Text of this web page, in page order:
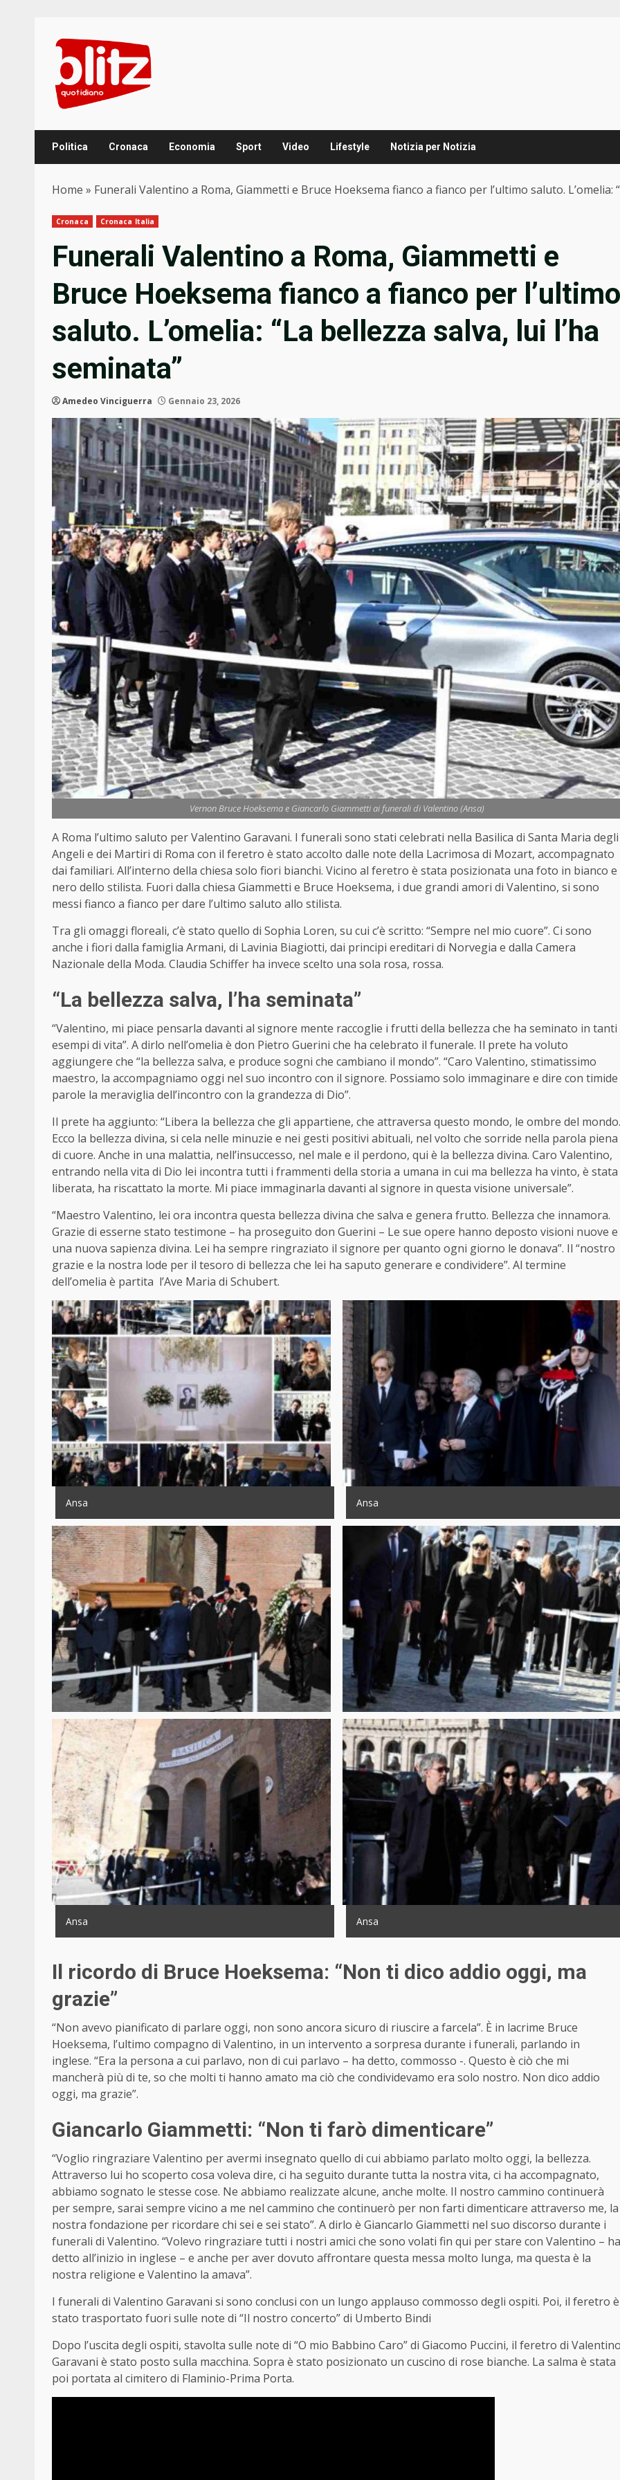
content
Politica Cronaca Economia Sport Video Lifestyle Notizia per Notizia
Home » Funerali Valentino a Roma, Giammetti e Bruce Hoeksema fianco a fianco per l’ultimo saluto. L’omelia:
Cronaca Cronaca Italia
Funerali Valentino a Roma, Giammetti e
Bruce Hoeksema fianco a fianco per l’ultimo
saluto. L’omelia: “La bellezza salva, lui l’ha
seminata”
Amedeo Vinciguerra Gennaio 23, 2026
Vernon Bruce Hoeksema e Giancarlo Giammetti ai funerali di Valentino (Ansa)
A Roma l’ultimo saluto per Valentino Garavani. I funerali sono stati celebrati nella Basilica di Santa Maria degli
Angeli e dei Martiri di Roma con il feretro è stato accolto dalle note della Lacrimosa di Mozart, accompagnato
dai familiari. All’interno della chiesa solo fiori bianchi. Vicino al feretro è stata posizionata una foto in bianco e
nero dello stilista. Fuori dalla chiesa Giammetti e Bruce Hoeksema, i due grandi amori di Valentino, si sono
messi fianco a fianco per dare l’ultimo saluto allo stilista.
Tra gli omaggi floreali, c’è stato quello di Sophia Loren, su cui c’è scritto: “Sempre nel mio cuore”. Ci sono
anche i fiori dalla famiglia Armani, di Lavinia Biagiotti, dai principi ereditari di Norvegia e dalla Camera
Nazionale della Moda. Claudia Schiffer ha invece scelto una sola rosa, rossa.
“La bellezza salva, l’ha seminata”
“Valentino, mi piace pensarla davanti al signore mente raccoglie i frutti della bellezza che ha seminato in tanti
esempi di vita”. A dirlo nell’omelia è don Pietro Guerini che ha celebrato il funerale. Il prete ha voluto
aggiungere che “la bellezza salva, e produce sogni che cambiano il mondo”. “Caro Valentino, stimatissimo
maestro, la accompagniamo oggi nel suo incontro con il signore. Possiamo solo immaginare e dire con timide
parole la meraviglia dell’incontro con la grandezza di Dio”.
Il prete ha aggiunto: “Libera la bellezza che gli appartiene, che attraversa questo mondo, le ombre del mondo.
Ecco la bellezza divina, si cela nelle minuzie e nei gesti positivi abituali, nel volto che sorride nella parola piena
di cuore. Anche in una malattia, nell’insuccesso, nel male e il perdono, qui è la bellezza divina. Caro Valentino,
entrando nella vita di Dio lei incontra tutti i frammenti della storia a umana in cui ma bellezza ha vinto, è stata
liberata, ha riscattato la morte. Mi piace immaginarla davanti al signore in questa visione universale”.
“Maestro Valentino, lei ora incontra questa bellezza divina che salva e genera frutto. Bellezza che innamora.
Grazie di esserne stato testimone – ha proseguito don Guerini – Le sue opere hanno deposto visioni nuove e
una nuova sapienza divina. Lei ha sempre ringraziato il signore per quanto ogni giorno le donava”. Il “nostro
grazie e la nostra lode per il tesoro di bellezza che lei ha saputo generare e condividere”. Al termine
dell’omelia è partita l’Ave Maria di Schubert.
Ansa Ansa
Ansa Ansa
Il ricordo di Bruce Hoeksema: “Non ti dico addio oggi, ma
grazie”
“Non avevo pianificato di parlare oggi, non sono ancora sicuro di riuscire a farcela”. È in lacrime Bruce
Hoeksema, l’ultimo compagno di Valentino, in un intervento a sorpresa durante i funerali, parlando in
inglese. “Era la persona a cui parlavo, non di cui parlavo – ha detto, commosso -. Questo è ciò che mi
mancherà più di te, so che molti ti hanno amato ma ciò che condividevamo era solo nostro. Non dico addio
oggi, ma grazie”.
Giancarlo Giammetti: “Non ti farò dimenticare”
“Voglio ringraziare Valentino per avermi insegnato quello di cui abbiamo parlato molto oggi, la bellezza.
Attraverso lui ho scoperto cosa voleva dire, ci ha seguito durante tutta la nostra vita, ci ha accompagnato,
abbiamo sognato le stesse cose. Ne abbiamo realizzate alcune, anche molte. Il nostro cammino continuerà
per sempre, sarai sempre vicino a me nel cammino che continuerò per non farti dimenticare attraverso me, la
nostra fondazione per ricordare chi sei e sei stato”. A dirlo è Giancarlo Giammetti nel suo discorso durante i
funerali di Valentino. “Volevo ringraziare tutti i nostri amici che sono volati fin qui per stare con Valentino – ha
detto all’inizio in inglese – e anche per aver dovuto affrontare questa messa molto lunga, ma questa è la
nostra religione e Valentino la amava”.
I funerali di Valentino Garavani si sono conclusi con un lungo applauso commosso degli ospiti. Poi, il feretro è
stato trasportato fuori sulle note di “Il nostro concerto” di Umberto Bindi
Dopo l’uscita degli ospiti, stavolta sulle note di “O mio Babbino Caro” di Giacomo Puccini, il feretro di
Garavani è stato posto sulla macchina. Sopra è stato posizionato un cuscino di rose bianche. La salma è stata
poi portata al cimitero di Flaminio-Prima Porta.